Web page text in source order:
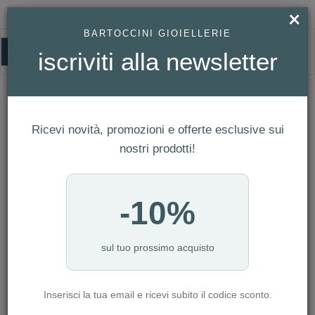
HOMEPAGE COLLANA IN ORO BIANCO E ZIRCONI REF. 774542
Collana in Oro Bianco e Zirconi Ref.
774542
×
BARTOCCINI GIOIELLERIE
iscriviti alla newsletter
Ricevi novità, promozioni e offerte esclusive sui
nostri prodotti!
-10%
sul tuo prossimo acquisto
Inserisci la tua email e ricevi subito il codice sconto.